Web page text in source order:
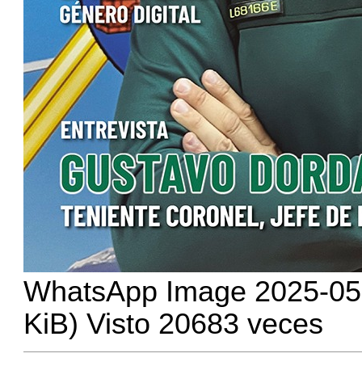
WhatsApp Image 2025-
KiB) Visto 20683 veces